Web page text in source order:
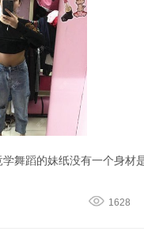
1628